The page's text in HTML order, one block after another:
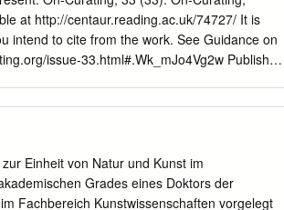
Arnd Wedemeyer Pumping Honey In 1745,
mar- ried into the British royal family, took
the Jacobite uprising in Scotland.
at http://centaur.reading.ac.uk/74727/ It is
intend to cite from the work. See Guidance on
issue-33.html#.Wk_mJo4Vg2w Publisher:
at the University of Reading Reading’s
on Curating ONCURATING
of the Present Edited by Nanne Buurman &
Angela M. Bartholomew, Beatrice von
Einheit von Natur und Kunst im
Grades eines Doktors der
Fachbereich Kunstwissenschaften vorgelegt